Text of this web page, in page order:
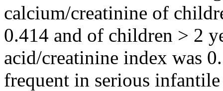
calcium/creatinine of
0.414 and of children > 2
acid/creatinine index was
frequent in serious